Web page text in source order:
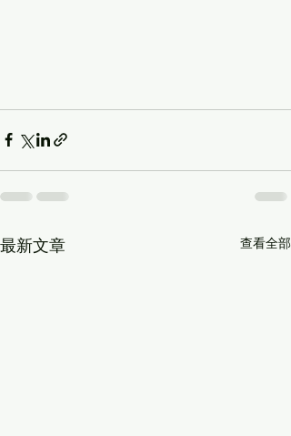
最新文章 查看全部